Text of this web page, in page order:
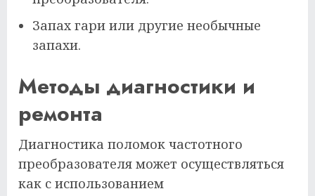
Запах гари или другие необычные
запахи.
Методы диагностики и
ремонта
Диагностика поломок частотного
преобразователя может осуществляться
как с использованием